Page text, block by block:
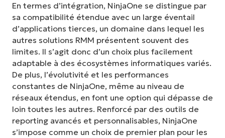
En termes d’intégration, NinjaOne se distingue par
sa compatibilité étendue avec un large éventail
d’applications tierces, un domaine dans lequel les
autres solutions RMM présentent souvent des
limites. Il s’agit donc d’un choix plus facilement
adaptable à des écosystèmes informatiques variés.
De plus, l’évolutivité et les performances
constantes de NinjaOne, même au niveau de
réseaux étendus, en font une option qui dépasse de
loin toutes les autres. Renforcé par des outils de
reporting avancés et personnalisables, NinjaOne
s’impose comme un choix de premier plan pour les